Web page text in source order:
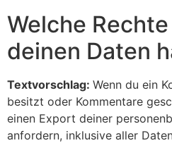
Welche
deinen Daten
Textvorschlag: Wenn du ein
besitzt oder Kommentare
einen Export deiner
anfordern, inklusive aller